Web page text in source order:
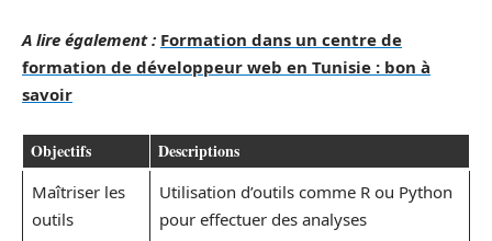
A lire également : Formation dans un centre de
formation de développeur web en Tunisie : bon à
savoir
Objectifs Descriptions
Maîtriser les
outils
Utilisation d’outils comme R ou Python
pour effectuer des analyses